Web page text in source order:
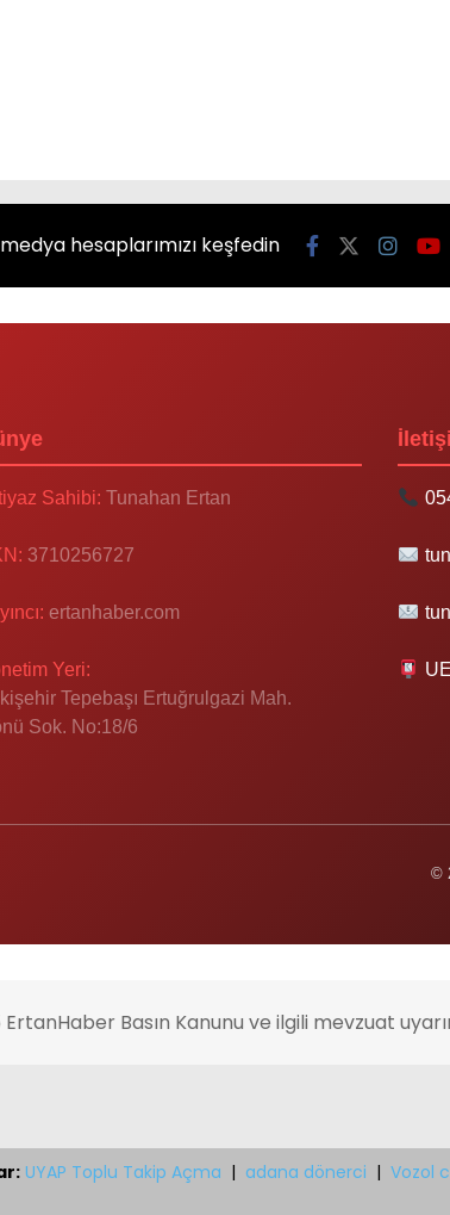
hesaplarımızı keşfedin
Sahibi: Tunahan Ertan
3710256727
ertanhaber.com
Yeri:
Tepebaşı Ertuğrulgazi Mah.
Sok. No:18/6
©
Basın Kanunu ve ilgili mevzuat
UYAP Toplu Takip Açma | adana dönerci | Vozol